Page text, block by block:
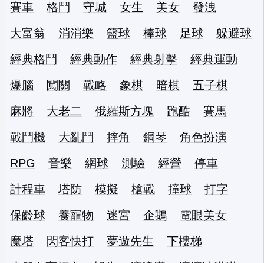
賽車 格鬥 守城 女生 美女
發洩
大富翁
消消樂 籃球 棒球 足球
躲避球
經典格鬥
經典動作 經典射擊
經典運動
爆腦
闖關 戰略 象棋 暗棋
五子棋
麻將
大老二 俄羅斯方塊 跑酷
賽馬
戰鬥機
大亂鬥 摔角 鋼琴
角色扮演
RPG
音樂 網球 測驗 經營
停車
計程車
塔防 模擬 槍戰 撞球
打字
保齡球
養寵物 迷宮 企鵝
電眼美女
魔塔
閃客快打 夢遊先生
下樓梯